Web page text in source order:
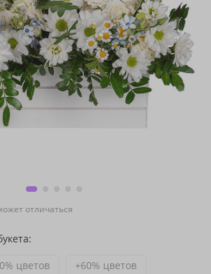
отличаться
цветов +60% цветов